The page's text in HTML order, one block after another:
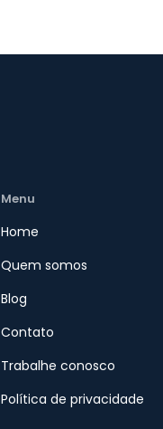
Menu
Home
Quem somos
Blog
Contato
Trabalhe conosco
Política de privacidade